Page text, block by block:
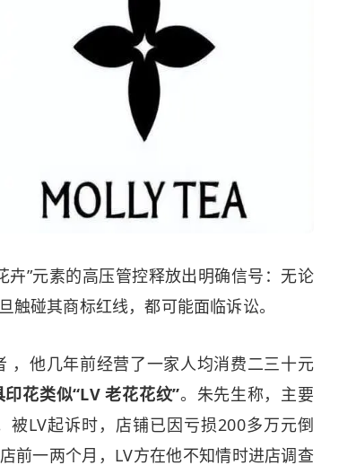
”元素的高压管控释放出明确信号：无论
碰其商标红线，都可能面临诉讼。
，他几年前经营了一家人均消费二三十元
花类似“LV 老花花纹”。朱先生称，主要
LV起诉时，店铺已因亏损200多万元倒
前一两个月，LV方在他不知情时进店调查